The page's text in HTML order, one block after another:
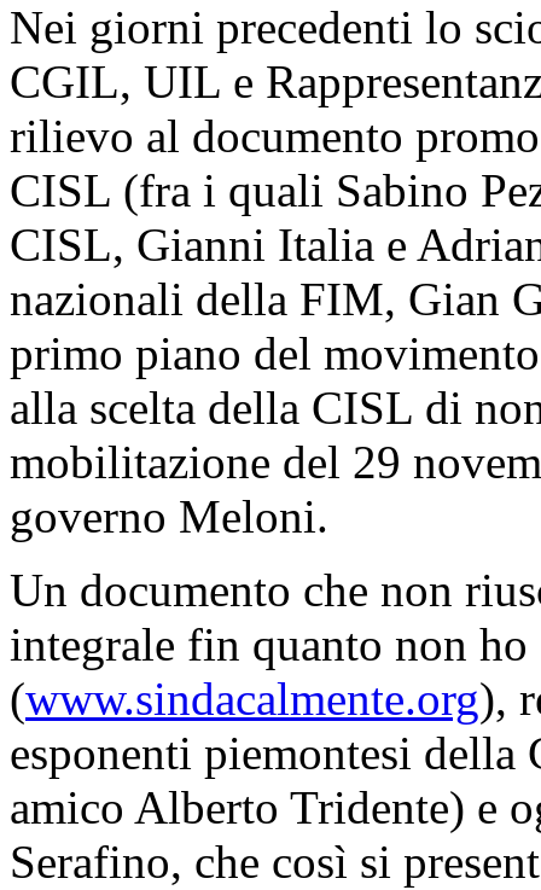
Nei giorni precedenti lo
CGIL, UIL e
rilievo al documento
CISL (fra i quali Sabino
CISL, Gianni Italia e
nazionali della FIM, Gian
primo piano del
alla scelta della CISL di
mobilitazione del 29
governo Meloni.
Un documento che non
integrale fin quanto non
(www.sindacalmente.org),
esponenti piemontesi
amico Alberto Tridente) e
Serafino, che così si